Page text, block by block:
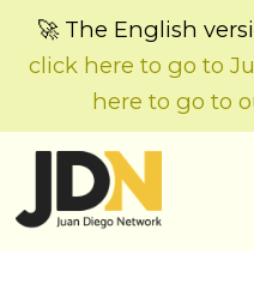
🚀 The English
click here to go to
here to go to